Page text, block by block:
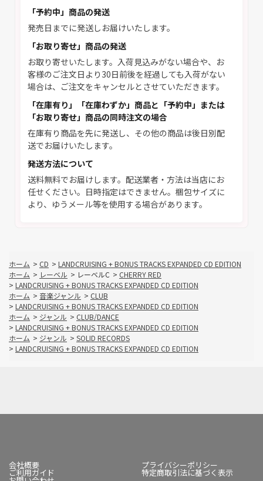
「予約中」商品の発送
発売日までに発送しお届けいたします。
「お取り寄せ」商品の発送
お取り寄せいたします。入荷見込みがない場合や、お
客様のご注文日より30日前後を経過しても入荷がない
場合は、ご注文をキャンセルとさせていただきます。
「在庫有り」「在庫わずか」商品と「予約中」または
「お取り寄せ」商品の同時注文の場合
在庫有り商品を先に発送し、その他の商品は後日別配
送でお届けいたします。
発送方法について
送料無料でお届けします。配送業者・方法は当店にお
任せください。日時指定はできません。梱包サイズに
より、ゆうメール等を使用する場合があります。
ホーム > CD > LANDCRUISING + BONUS TRACKS EXPANDED CD EDITION
ホーム > レーベル > レーベルC > CHERRY RED
> LANDCRUISING + BONUS TRACKS EXPANDED CD EDITION
ホーム > 音楽ジャンル > CLUB
> LANDCRUISING + BONUS TRACKS EXPANDED CD EDITION
ホーム > ジャンル > CLUB/DANCE
> LANDCRUISING + BONUS TRACKS EXPANDED CD EDITION
ホーム > ジャンル > SOLID RECORDS
> LANDCRUISING + BONUS TRACKS EXPANDED CD EDITION
会社概要 プライバシーポリシー
ご利用ガイド 特定商取引法に基づく表示